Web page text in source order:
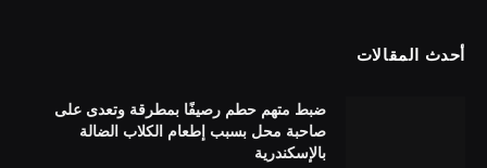
أحدث المقالات
ضبط متهم حطم رصيفًا بمطرقة وتعدى على
صاحبة محل بسبب إطعام الكلاب الضالة
بالإسكندرية